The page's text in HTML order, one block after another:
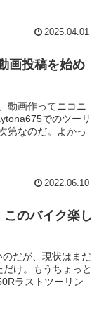
2025.04.01
画投稿を始め
動画作ってニコニ
でのツーリ
第なのだ。よかっ
2022.06.10
のバイク楽し
だが、現状はまだ
け。もうちょっと
ラストツーリン